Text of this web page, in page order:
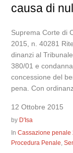
causa di
Suprema Corte di
2015, n. 40281
dinanzi al
380/01 e
concessione del
pena. Con
12 Ottobre 2015
by D'Isa
InCassazione penale
Procedura Penale,